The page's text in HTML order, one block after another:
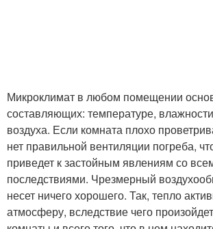
Микроклимат в любом помещении
составляющих: температуре,
воздуха. Если комната плохо
нет правильной вентиляции погреба,
приведет к застойным явлениям со
последствиями. Чрезмерный
несет ничего хорошего. Так, тепло
атмосферу, вследствие чего